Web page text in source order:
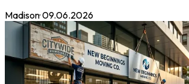
Madison·09.06.2026